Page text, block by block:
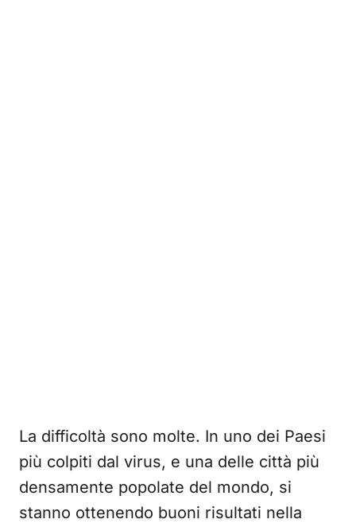
La difficoltà sono molte. In uno dei Paesi
più colpiti dal virus, e una delle città più
densamente popolate del mondo, si
stanno ottenendo buoni risultati nella